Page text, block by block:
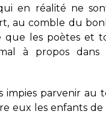
en réalité ne
au comble du
que les poètes et
à propos dans
impies parvenir au
eux les enfants